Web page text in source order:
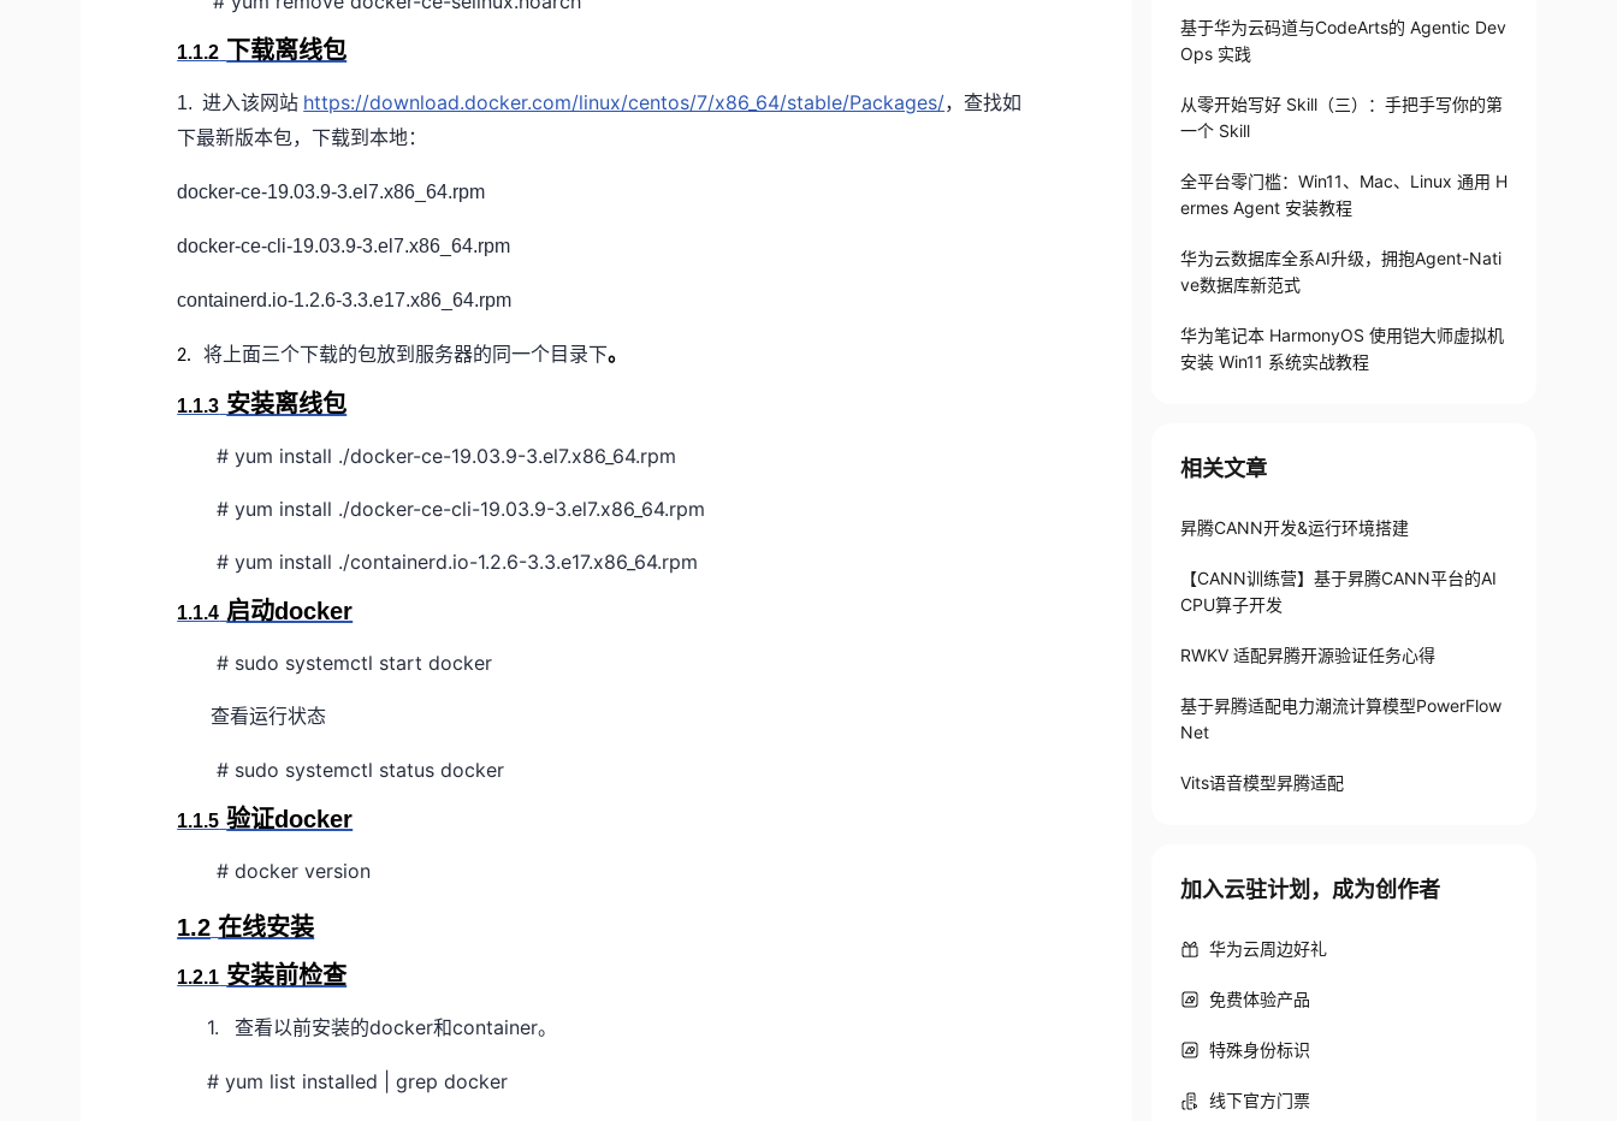
1.1.2 下载离线包
1.进入该网站 https://download.docker.com/linux/centos/7/x86_64/stable/Packages/，查找如
下最新版本包，下载到本地：
docker-ce-19.03.9-3.el7.x86_64.rpm
docker-ce-cli-19.03.9-3.el7.x86_64.rpm
containerd.io-1.2.6-3.3.e17.x86_64.rpm
2. 将上面三个下载的包放到服务器的同一个目录下。
1.1.3 安装离线包
# yum install ./docker-ce-19.03.9-3.el7.x86_64.rpm
# yum install ./docker-ce-cli-19.03.9-3.el7.x86_64.rpm
# yum install ./containerd.io-1.2.6-3.3.e17.x86_64.rpm
1.1.4 启动docker
# sudo systemctl start docker
查看运行状态
# sudo systemctl status docker
1.1.5 验证docker
# docker version
1.2 在线安装
1.2.1 安装前检查
1. 查看以前安装的docker和container。
# yum list installed | grep docker
基于华为云码道与CodeArts的 Agentic Dev
Ops 实践
从零开始写好 Skill（三）：手把手写你的第
一个 Skill
全平台零门槛：Win11、Mac、Linux 通用 H
ermes Agent 安装教程
华为云数据库全系AI升级，拥抱Agent-Nati
ve数据库新范式
华为笔记本 HarmonyOS 使用铠大师虚拟机
安装 Win11 系统实战教程
相关文章
昇腾CANN开发&运行环境搭建
【CANN训练营】基于昇腾CANN平台的AI
CPU算子开发
RWKV 适配昇腾开源验证任务心得
基于昇腾适配电力潮流计算模型PowerFlow
Net
Vits语音模型昇腾适配
加入云驻计划，成为创作者
华为云周边好礼
免费体验产品
特殊身份标识
线下官方门票